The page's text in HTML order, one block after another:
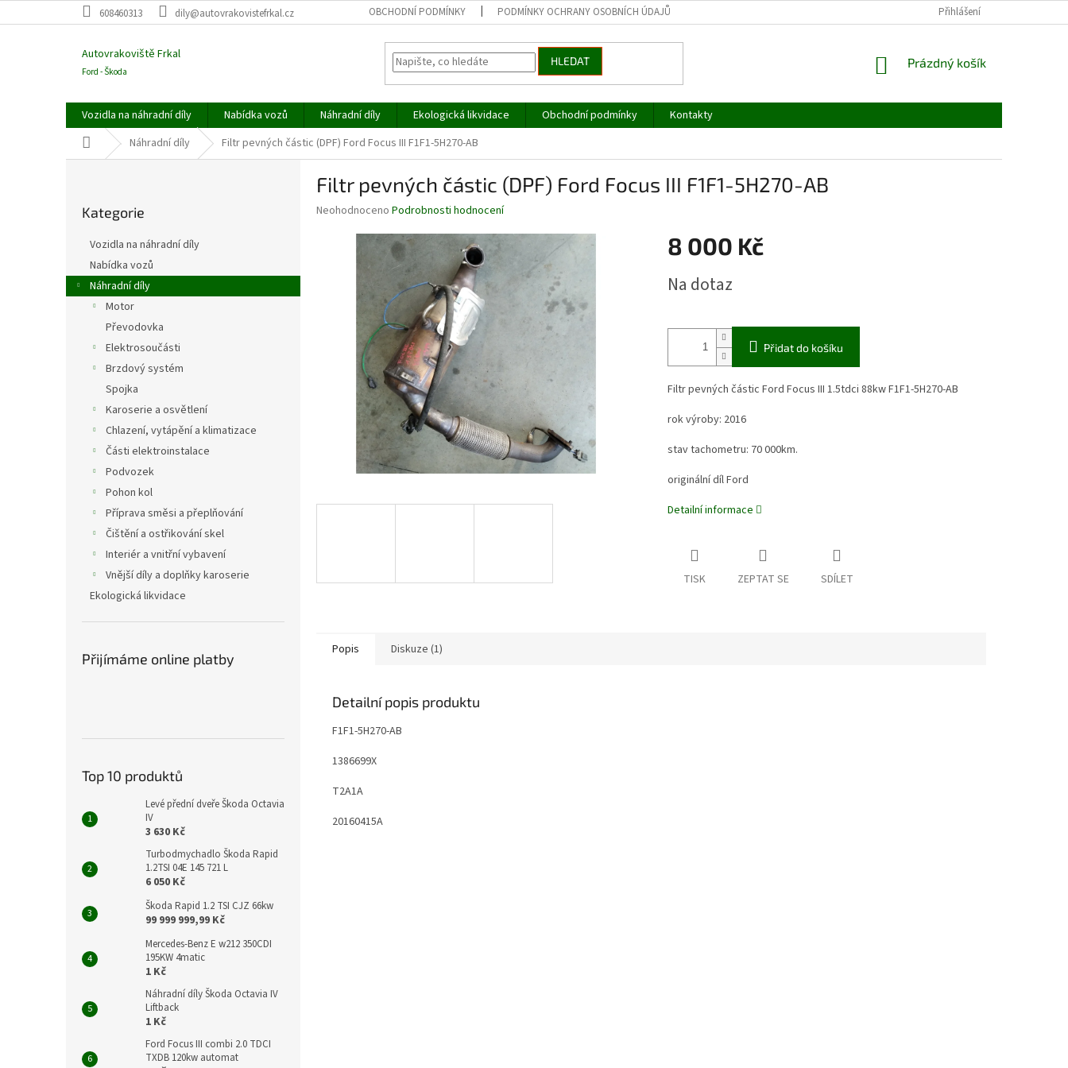
na
608460313 dily@autovrakovistefrkal.cz OBCHODNÍ PODMÍNKY PODMÍNKY OCHRANY OSOBNÍCH ÚDAJŮ Přihlášení
Autovrakoviště Frkal
Ford - Škoda
HLEDAT
NÁKUPNÍ
Prázdný košík
Vozidla na náhradní díly Nabídka vozů Náhradní díly Ekologická likvidace Obchodní podmínky
Kontakty
Domů Náhradní díly Filtr pevných částic (DPF) Ford Focus III F1F1-5H270-AB
n
kategorie
Kategorie
Vozidla na náhradní díly
Nabídka vozů
Náhradní díly
Motor
Převodovka
Elektrosoučásti
Brzdový systém
Spojka
Karoserie a osvětlení
Chlazení, vytápění a klimatizace
Části elektroinstalace
Podvozek
Pohon kol
Příprava směsi a přeplňování
Čištění a ostřikování skel
Interiér a vnitřní vybavení
Vnější díly a doplňky karoserie
Ekologická likvidace
Přijímáme online platby
Top 10 produktů
Levé přední dveře Škoda Octavia
IV
3 630 Kč
Turbodmychadlo Škoda Rapid
1.2TSI 04E 145 721 L
6 050 Kč
Škoda Rapid 1.2 TSI CJZ 66kw
99 999 999,99 Kč
Mercedes-Benz E w212 350CDI
195KW 4matic
1 Kč
Náhradní díly Škoda Octavia IV
Liftback
1 Kč
Ford Focus III combi 2.0 TDCI
TXDB 120kw automat
Filtr pevných částic (DPF) Ford Focus III F1F1-5H270-AB
Průměrné
Neohodnoceno Podrobnosti hodnocení
8 000 Kč
cena:
Na dotaz
Přidat do košíku
Filtr pevných částic Ford Focus III 1.5tdci 88kwF1F1-5H270-AB
rok výroby: 2016
stav tachometru: 70 000km.
originální díl Ford
Detailní informace
TISK ZEPTAT SE SDÍLET
Popis Diskuze (1)
Detailní popis produktu
F1F1-5H270-AB
1386699X
T2A1A
20160415A